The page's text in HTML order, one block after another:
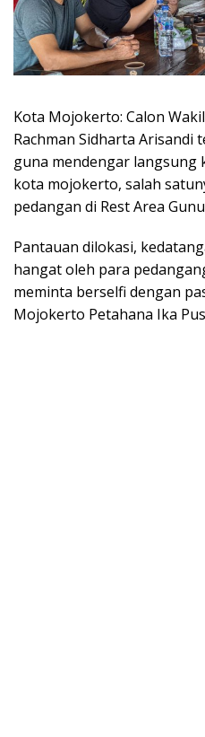
Kota Mojokerto: Calon
Rachman Sidharta
guna mendengar langsung
kota mojokerto, salah
pedangan di Rest Area
Pantauan dilokasi,
hangat oleh para
meminta berselfi dengan
Mojokerto Petahana Ika